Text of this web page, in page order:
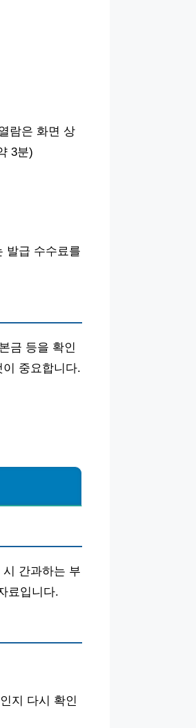
람은 화면 상
3분)
발급 수수료를
금 등을 확인
중요합니다.
간과하는 부
료입니다.
지 다시 확인